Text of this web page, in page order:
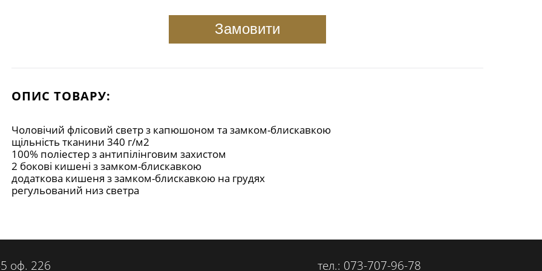
Замовити
ОПИС ТОВАРУ:
Чоловічий флісовий светр з капюшоном та замком-блискавкою
щільність тканини 340 г/м2
100% поліестер з антипілінговим захистом
2 бокові кишені з замком-блискавкою
додаткова кишеня з замком-блискавкою на грудях
регульований низ светра
оф. 226 тел.: 073-707-96-78